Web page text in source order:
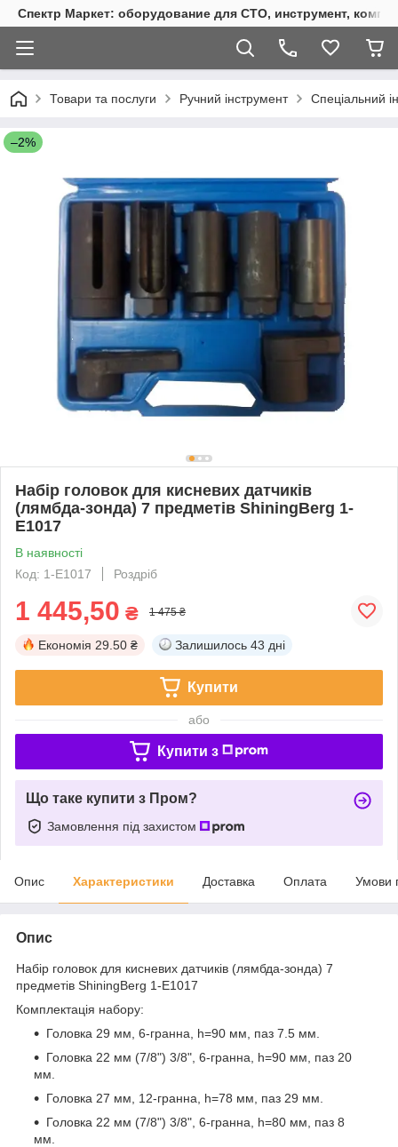
Спектр Маркет: оборудование для СТО, инструмент,
Товари та послуги Ручний інструмент Спеціальний
–2%
Набір головок для кисневих датчиків
(лямбда-зонда) 7 предметів ShiningBerg 1-
E1017
В наявності
Код: 1-E1017
Роздріб
1 445,50 ₴ 1 475 ₴
Економія 29.50 ₴ Залишилось 43 дні
Купити
або
Купити з
Що таке купити з Пром?
Замовлення під захистом
Опис Характеристики Доставка Оплата Умови
Опис
Набір головок для кисневих датчиків (лямбда-зонда) 7
предметів ShiningBerg 1-E1017
Комплектація набору:
Головка 29 мм, 6-гранна, h=90 мм, паз 7.5 мм.
Головка 22 мм (7/8") 3/8", 6-гранна, h=90 мм, паз 20
мм.
Головка 27 мм, 12-гранна, h=78 мм, паз 29 мм.
Головка 22 мм (7/8") 3/8", 6-гранна, h=80 мм, паз 8
мм.